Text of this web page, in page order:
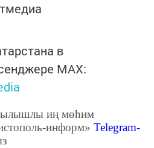
в
MАХ:
иң мөһим
информ» Telegram-